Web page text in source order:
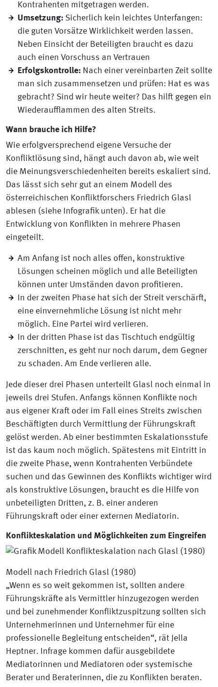
Kontrahenten mitgetragen werden.
Umsetzung:Sicherlich kein leichtes Unterfangen:
die guten Vorsätze Wirklichkeit werden lassen.
Neben Einsicht der Beteiligten braucht es dazu
auch einen Vorschuss an Vertrauen
Erfolgskontrolle:Nach einer vereinbarten Zeit sollte
man sich zusammensetzen und prüfen: Hat es was
gebracht? Sind wir heute weiter? Das hilft gegen ein
Wiederaufflammen des alten Streits.
Wann brauche ich Hilfe?
Wie erfolgversprechend eigene Versuche der
Konfliktlösung sind, hängt auch davon ab, wie weit
die Meinungsverschiedenheiten bereits eskaliert sind.
Das lässt sich sehr gut an einem Modell des
österreichischen Konfliktforschers Friedrich Glasl
ablesen (siehe Infografik unten). Er hat die
Entwicklung von Konflikten in mehrere Phasen
eingeteilt.
Am Anfang ist noch alles offen, konstruktive
Lösungen scheinen möglich und alle Beteiligten
können unter Umständen davon profitieren.
In der zweiten Phase hat sich der Streit verschärft,
eine einvernehmliche Lösung ist nicht mehr
möglich. Eine Partei wird verlieren.
In der dritten Phase ist das Tischtuch endgültig
zerschnitten, es geht nur noch darum, dem Gegner
zu schaden. Am Ende verlieren alle.
Jede dieser drei Phasen unterteilt Glasl noch einmal in
jeweils drei Stufen. Anfangs können Konflikte noch
aus eigener Kraft oder im Fall eines Streits zwischen
Beschäftigten durch Vermittlung der Führungskraft
gelöst werden. Ab einer bestimmten Eskalationsstufe
ist das kaum noch möglich. Spätestens mit Eintritt in
die zweite Phase, wenn Kontrahenten Verbündete
suchen und das Gewinnen des Konflikts wichtiger wird
als konstruktive Lösungen, braucht es die Hilfe von
unbeteiligten Dritten, z. B. einer anderen
Führungskraft oder einer externen Mediatorin.
Konflikteskalation und Möglichkeiten zum Eingreifen
Modell nach Friedrich Glasl (1980)
„Wenn es so weit gekommen ist, sollten andere
Führungskräfte als Vermittler hinzugezogen werden
und bei zunehmender Konfliktzuspitzung sollten sich
Unternehmerinnen und Unternehmer für eine
professionelle Begleitung entscheiden“, rät Jella
Heptner. Infrage kommen dafür ausgebildete
Mediatorinnen und Mediatoren oder systemische
Berater und Beraterinnen, die zu Konflikten beraten.